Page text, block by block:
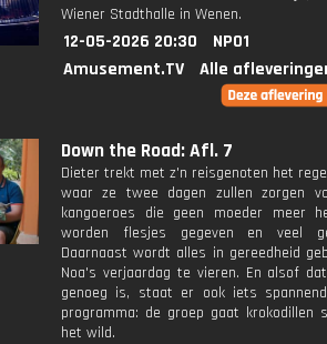
Wiener Stadthalle in Wenen.
12-05-2026 20:30
NPO1
Amusement.TV
Alle
Down the Road: Afl. 7
Dieter trekt met z'n reisgenoten het
waar ze twee dagen zullen zorgen
kangoeroes die geen moeder meer
worden flesjes gegeven en veel
Daarnaast wordt alles in gereedheid
Noa's verjaardag te vieren. En alsof
genoeg is, staat er ook iets
programma: de groep gaat krokodillen
het wild.